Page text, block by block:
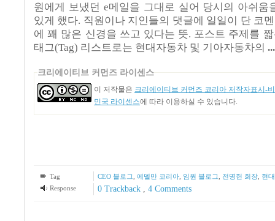
원에게 보냈던 e메일을 그대로 실어 당시의 아쉬움
있게 했다. 직원이나 지인들의 댓글에 일일이 단 코
에 꽤 많은 신경을 쓰고 있다는 뜻. 포스트 주제를
태그(Tag) 리스트로는 현대자동차 및 기아자동차의 ...
크리에이티브 커먼즈 라이센스
이 저작물은 크리에이티브 커먼즈 코리아 저작자표시-
민국 라이센스에 따라 이용하실 수 있습니다.
Tag CEO 블로그 에델만 코리아, 임원 블로그 전명헌 회장, 현
Response
0 Trackback 4Comments